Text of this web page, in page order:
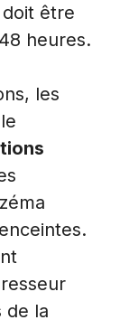
être
heures.
les
de la